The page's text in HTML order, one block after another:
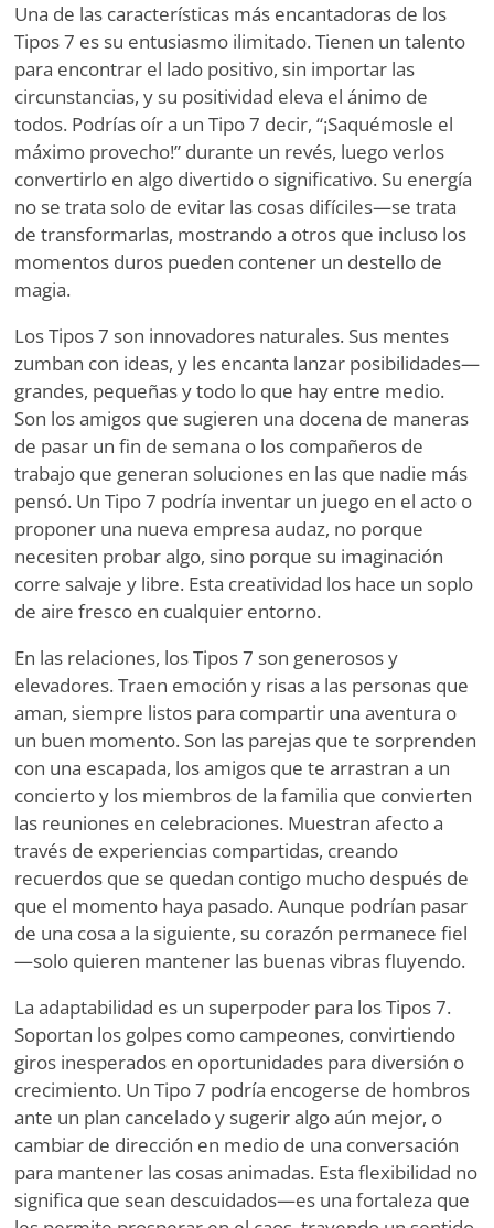
Una de las características más encantadoras de los
Tipos 7 es su entusiasmo ilimitado. Tienen un talento
para encontrar el lado positivo, sin importar las
circunstancias, y su positividad eleva el ánimo de
todos. Podrías oír a un Tipo 7 decir, “¡Saquémosle el
máximo provecho!” durante un revés, luego verlos
convertirlo en algo divertido o significativo. Su energía
no se trata solo de evitar las cosas difíciles—se trata
de transformarlas, mostrando a otros que incluso los
momentos duros pueden contener un destello de
magia.
Los Tipos 7 son innovadores naturales. Sus mentes
zumban con ideas, y les encanta lanzar posibilidades—
grandes, pequeñas y todo lo que hay entre medio.
Son los amigos que sugieren una docena de maneras
de pasar un fin de semana o los compañeros de
trabajo que generan soluciones en las que nadie más
pensó. Un Tipo 7 podría inventar un juego en el acto o
proponer una nueva empresa audaz, no porque
necesiten probar algo, sino porque su imaginación
corre salvaje y libre. Esta creatividad los hace un soplo
de aire fresco en cualquier entorno.
En las relaciones, los Tipos 7 son generosos y
elevadores. Traen emoción y risas a las personas que
aman, siempre listos para compartir una aventura o
un buen momento. Son las parejas que te sorprenden
con una escapada, los amigos que te arrastran a un
concierto y los miembros de la familia que convierten
las reuniones en celebraciones. Muestran afecto a
través de experiencias compartidas, creando
recuerdos que se quedan contigo mucho después de
que el momento haya pasado. Aunque podrían pasar
de una cosa a la siguiente, su corazón permanece fiel
—solo quieren mantener las buenas vibras fluyendo.
La adaptabilidad es un superpoder para los Tipos 7.
Soportan los golpes como campeones, convirtiendo
giros inesperados en oportunidades para diversión o
crecimiento. Un Tipo 7 podría encogerse de hombros
ante un plan cancelado y sugerir algo aún mejor, o
cambiar de dirección en medio de una conversación
para mantener las cosas animadas. Esta flexibilidad no
significa que sean descuidados—es una fortaleza que